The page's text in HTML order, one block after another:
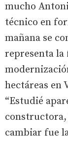
mucho
técnico en
mañana se
representa
hectáreas en
“Estudié
cambiar fue